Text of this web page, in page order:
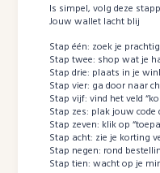
Is simpel, volg deze
Jouw wallet lacht blij
Stap één: zoek je
Stap twee: shop wat je
Stap drie: plaats in je
Stap vier: ga door naar
Stap vijf: vind het veld
Stap zes: plak jouw code
Stap zeven: klik op
Stap acht: zie je korting
Stap negen: rond
Stap tien: wacht op je